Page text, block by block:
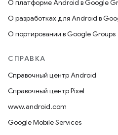
О платформе Android в Google
О разработках для Android в
О портировании в Google Groups
СПРАВКА
Справочный центр Android
Справочный центр Pixel
www.android.com
Google Mobile Services